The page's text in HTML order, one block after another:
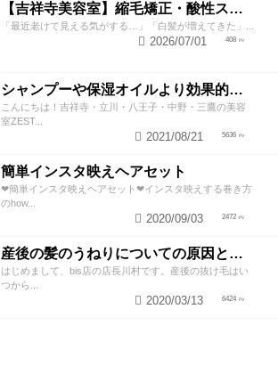
【吉祥寺美容室】縮毛矯正・酸性ストレートで若返り！後ろ姿が変わると見た目年齢も変わる？
「最近老けて見える気がする…」「白髪が増えてきた」...
408
2026/07/01
シャンプーや保湿オイルより効果的！？美容師が教える頭皮の臭い＆乾燥ケアとは
こんにちは！吉祥寺・立川・八王子・中野・三鷹の美容
室ZEST...
5636
2021/08/21
簡単インスタ映えヘアセット
❤︎簡単インスタ映えヘアセット❤︎インスタ映えする巻き方
のhow...
2472
2020/09/03
産後の髪のうねりについての原因と対策！
はじめまして、bis店の店長川村です。産後の抜け毛はい
つから...
6424
2020/03/13